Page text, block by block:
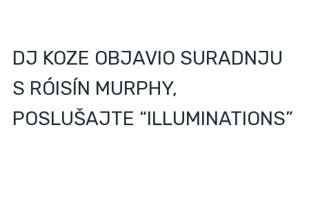
DJ KOZE OBJAVIO SURADNJU
S RÓISÍN MURPHY,
POSLUŠAJTE “ILLUMINATIONS”